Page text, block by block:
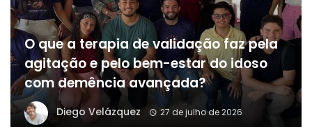
O que a terapia de validação faz pela
agitação e pelo bem-estar do idoso
com demência avançada?
Diego Velázquez 27 de julho de 2026